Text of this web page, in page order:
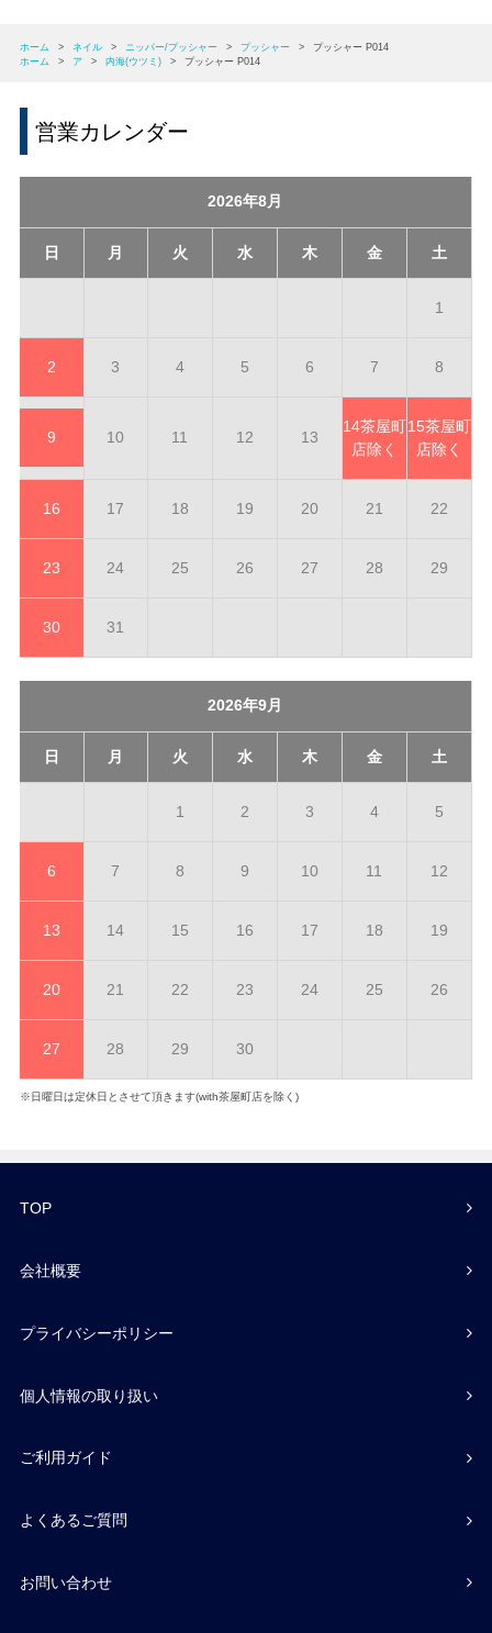
ホーム > ネイル > ニッパー/プッシャー > プッシャー >
プッシャー P014
ホーム
> ア > 内海(ウツミ) > プッシャー P014
営業カレンダー
2026年8月
日 月 火 水 木 金 土
1
2 3 4 5 6 7 8
9 10 11 12 13
14茶屋町
店除く
15茶屋町
店除く
16 17 18 19 20 21 22
23 24 25 26 27 28 29
30 31
2026年9月
日 月 火 水 木 金 土
1 2 3 4 5
6 7 8 9 10 11 12
13 14 15 16 17 18 19
20 21 22 23 24 25 26
27 28 29 30
※日曜日は定休日とさせて頂きます(with茶屋町店を除く)
TOP
会社概要
プライバシーポリシー
個人情報の取り扱い
ご利用ガイド
よくあるご質問
お問い合わせ